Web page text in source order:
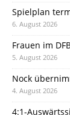
Spielplan
6. August 2026
Frauen im
5. August 2026
Nock
4. August 2026
4:1-